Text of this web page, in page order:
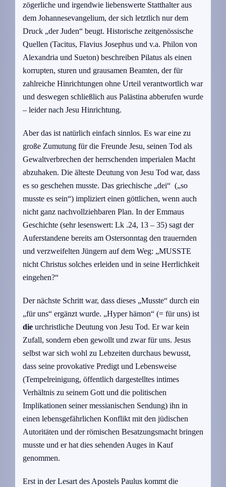
zögerliche und irgendwie liebenswerte Statthalter aus
dem Johannesevangelium, der sich letztlich nur dem
Druck „der Juden“ beugt. Historische zeitgenössische
Quellen (Tacitus, Flavius Josephus und v.a. Philon von
Alexandria und Sueton) beschreiben Pilatus als einen
korrupten, sturen und grausamen Beamten, der für
zahlreiche Hinrichtungen ohne Urteil verantwortlich war
und deswegen schließlich aus Palästina abberufen wurde
– leider nach Jesu Hinrichtung.
Aber das ist natürlich einfach sinnlos. Es war eine zu
große Zumutung für die Freunde Jesu, seinen Tod als
Gewaltverbrechen der herrschenden imperialen Macht
abzuhaken. Die älteste Deutung von Jesu Tod war, dass
es so geschehen musste. Das griechische „dei“ („so
musste es sein“) impliziert einen göttlichen, wenn auch
nicht ganz nachvollziehbaren Plan. In der Emmaus
Geschichte (sehr lesenswert: Lk .24, 13 – 35) sagt der
Auferstandene bereits am Ostersonntag den trauernden
und verzweifelten Jüngern auf dem Weg: „MUSSTE
nicht Christus solches erleiden und in seine Herrlichkeit
eingehen?“
Der nächste Schritt war, dass dieses „Musste“ durch ein
„für uns“ ergänzt wurde. „Hyper hämon“ (= für uns) ist
die urchristliche Deutung von Jesu Tod. Er war kein
Zufall, sondern eben gewollt und zwar für uns. Jesus
selbst war sich wohl zu Lebzeiten durchaus bewusst,
dass seine provokative Predigt und Lebensweise
(Tempelreinigung, öffentlich dargestelltes intimes
Verhältnis zu seinem Gott und die politischen
Implikationen seiner messianischen Sendung) ihn in
einen lebensgefährlichen Konflikt mit den jüdischen
Autoritäten und der römischen Besatzungsmacht bringen
musste und er hat dies sehenden Auges in Kauf
genommen.
Erst in der Lesart des Apostels Paulus kommt die